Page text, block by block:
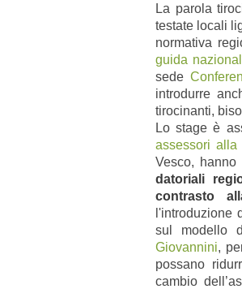
La parola
testate locali
normativa
guida
sede
introdurre
tirocinanti,
Lo stage è
assessori
Vesco, hanno
datoriali
contrasto
l'introduzione
sul modello
Giovannini,
possano
cambio